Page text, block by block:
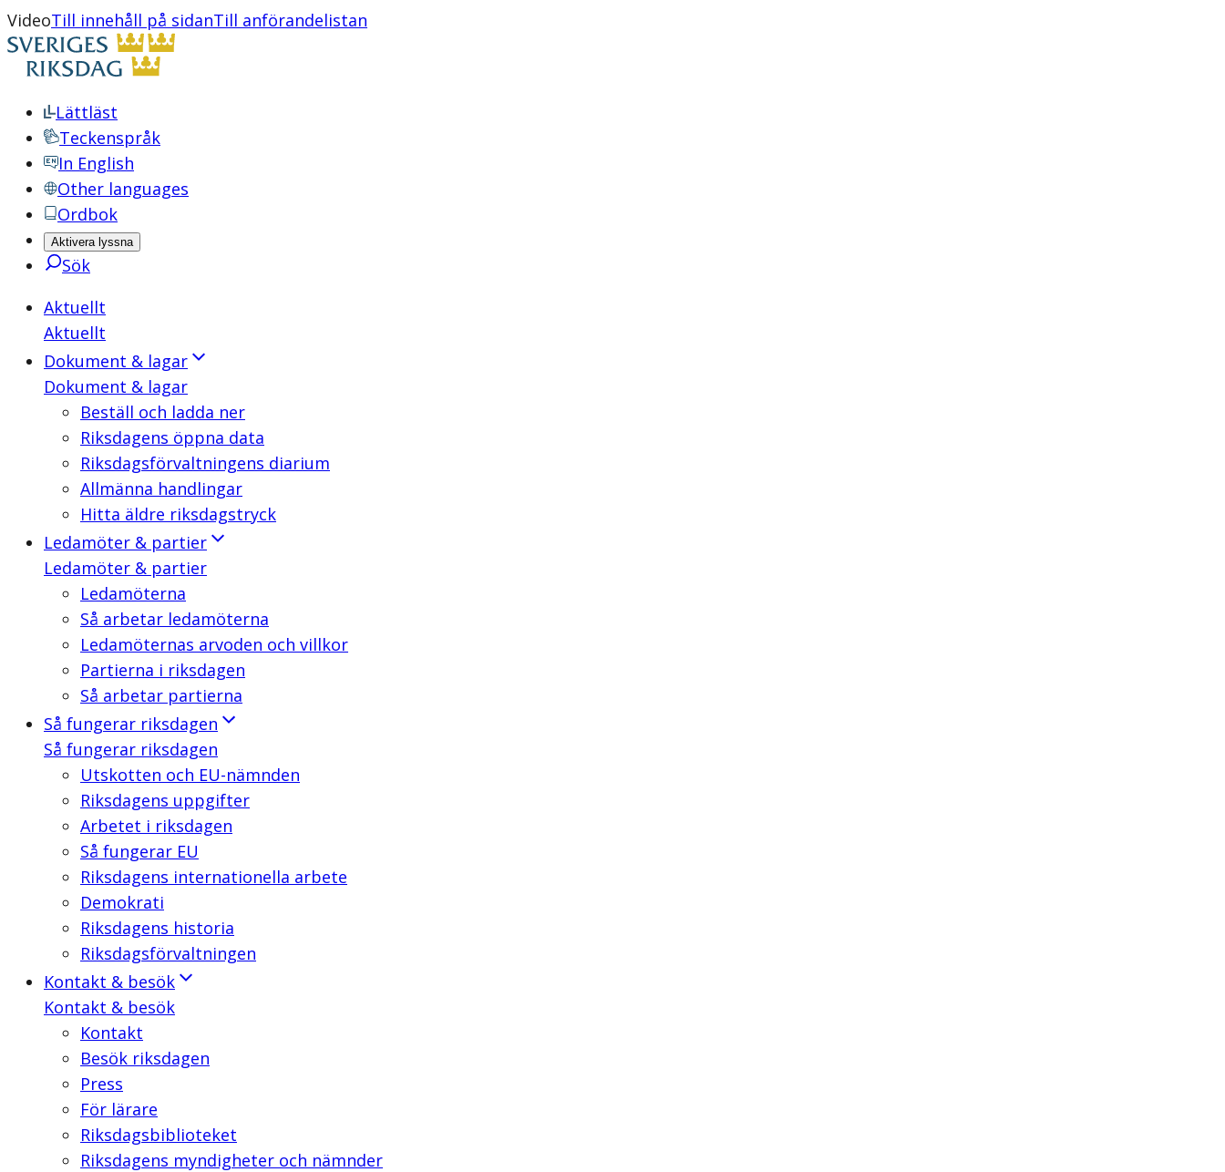
VideoTill innehåll på sidanTill anförandelistan
Lättläst
Teckenspråk
In English
Other languages
Ordbok
Aktivera lyssna
Sök
Aktuellt
Aktuellt
Dokument & lagar
Dokument & lagar
Beställ och ladda ner
Riksdagens öppna data
Riksdagsförvaltningens diarium
Allmänna handlingar
Hitta äldre riksdagstryck
Ledamöter & partier
Ledamöter & partier
Ledamöterna
Så arbetar ledamöterna
Ledamöternas arvoden och villkor
Partierna i riksdagen
Så arbetar partierna
Så fungerar riksdagen
Så fungerar riksdagen
Utskotten och EU-nämnden
Riksdagens uppgifter
Arbetet i riksdagen
Så fungerar EU
Riksdagens internationella arbete
Demokrati
Riksdagens historia
Riksdagsförvaltningen
Kontakt & besök
Kontakt & besök
Kontakt
Besök riksdagen
Press
För lärare
Riksdagsbiblioteket
Riksdagens myndigheter och nämnder